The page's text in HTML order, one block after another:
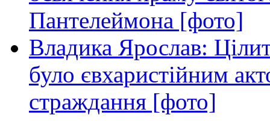
Пантелеймона [фото]
Владика Ярослав:
було євхаристійним
страждання [фото]